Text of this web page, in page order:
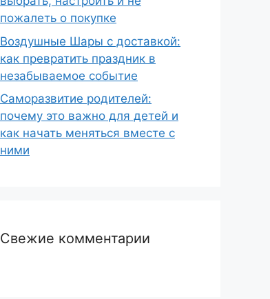
пожалеть о покупке
Воздушные Шары с доставкой:
как превратить праздник в
незабываемое событие
Саморазвитие родителей:
почему это важно для детей и
как начать меняться вместе с
ними
Свежие комментарии